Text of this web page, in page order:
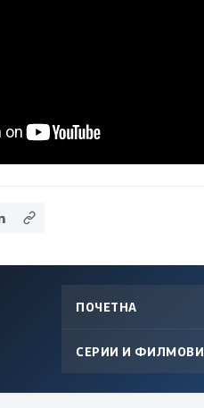
ПОЧЕТНА
СЕРИИ И ФИЛМОВИ